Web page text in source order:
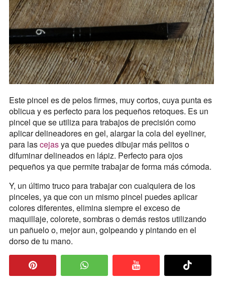
Este pincel es de pelos firmes, muy cortos, cuya punta es
oblicua y es perfecto para los pequeños retoques. Es un
pincel que se utiliza para trabajos de precisión como
aplicar delineadores en gel, alargar la cola del eyeliner,
para lascejasya que puedes dibujar más pelitos o
difuminar delineados en lápiz. Perfecto para ojos
pequeños ya que permite trabajar de forma más cómoda.
Y, un último truco para trabajar con cualquiera de los
pinceles, ya que con un mismo pincel puedes aplicar
colores diferentes, elimina siempre el exceso de
maquillaje, colorete, sombras o demás restos utilizando
un pañuelo o, mejor aun, golpeando y pintando en el
dorso de tu mano.